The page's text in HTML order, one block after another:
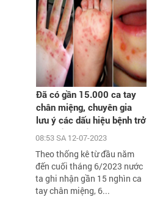
Đã có gần 15.000 ca tay
chân miệng, chuyên gia
lưu ý các dấu hiệu bệnh trở
nặng cần biết
08:53 SA 12-07-2023
Theo thống kê từ đầu năm
đến cuối tháng 6/2023 nước
ta ghi nhận gần 15 nghìn ca
tay chân miệng, 6...